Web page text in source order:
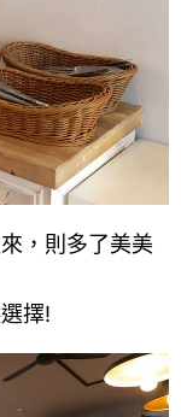
，則多了美美
擇!